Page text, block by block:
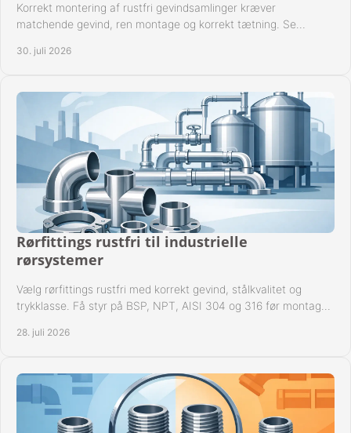
Korrekt montering af rustfri gevindsamlinger kræver
matchende gevind, ren montage og korrekt tætning. Se
30. juli 2026
Rørfittings rustfri til industrielle
rørsystemer
Vælg rørfittings rustfri med korrekt gevind, stålkvalitet og
trykklasse. Få styr på BSP, NPT, AISI 304 og 316 før montage
28. juli 2026